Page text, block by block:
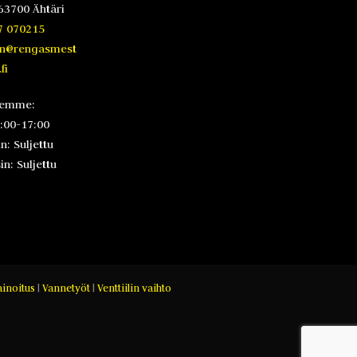
Ähtäri
070215
17:00
Suljettu
Suljettu
| Vannetyöt| Venttiilin vaihto